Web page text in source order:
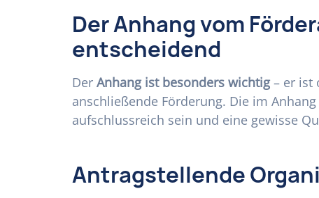
Der Anhang vom
entscheidend
Der Anhang ist besonders wichtig – er ist
anschließende Förderung. Die im
aufschlussreich sein und eine gewisse
Antragstellende